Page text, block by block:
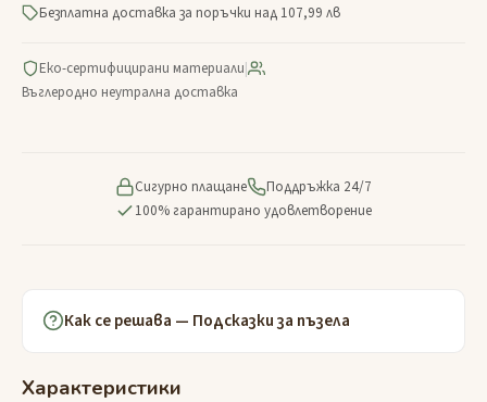
Безплатна доставка за поръчки над 107,99 лв
Еко-сертифицирани материали|
Въглеродно неутрална доставка
Сигурно плащане
Поддръжка 24/7
100% гарантирано удовлетворение
Как се решава — Подсказки за пъзела
Характеристики